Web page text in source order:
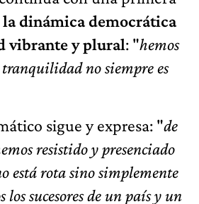
la dinámica democrática
vibrante y plural: "hemos
no siempre es
sigue y expresa: "de
resistido y presenciado
está rota sino simplemente
los sucesores de un país y un